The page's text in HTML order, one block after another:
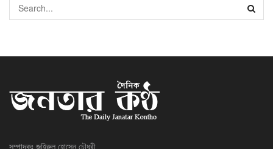
সম্পাদকঃ জহিরুল হোসেন চৌধুরী